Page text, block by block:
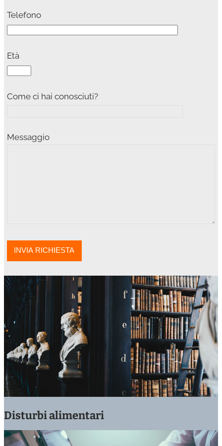
Telefono
Età
Come ci hai conosciuti?
Messaggio
Disturbi alimentari